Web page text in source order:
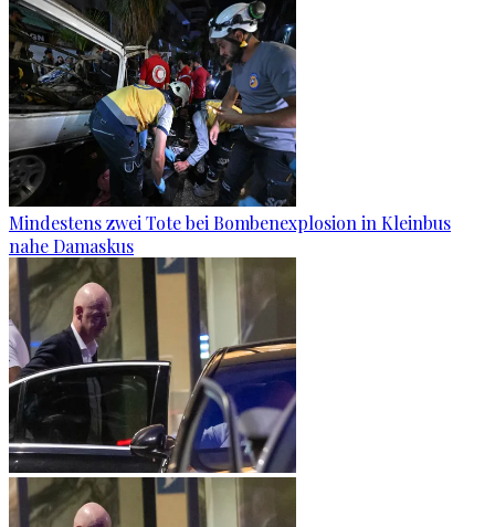
Mindestens zwei Tote bei Bombenexplosion in Kleinbus
nahe Damaskus